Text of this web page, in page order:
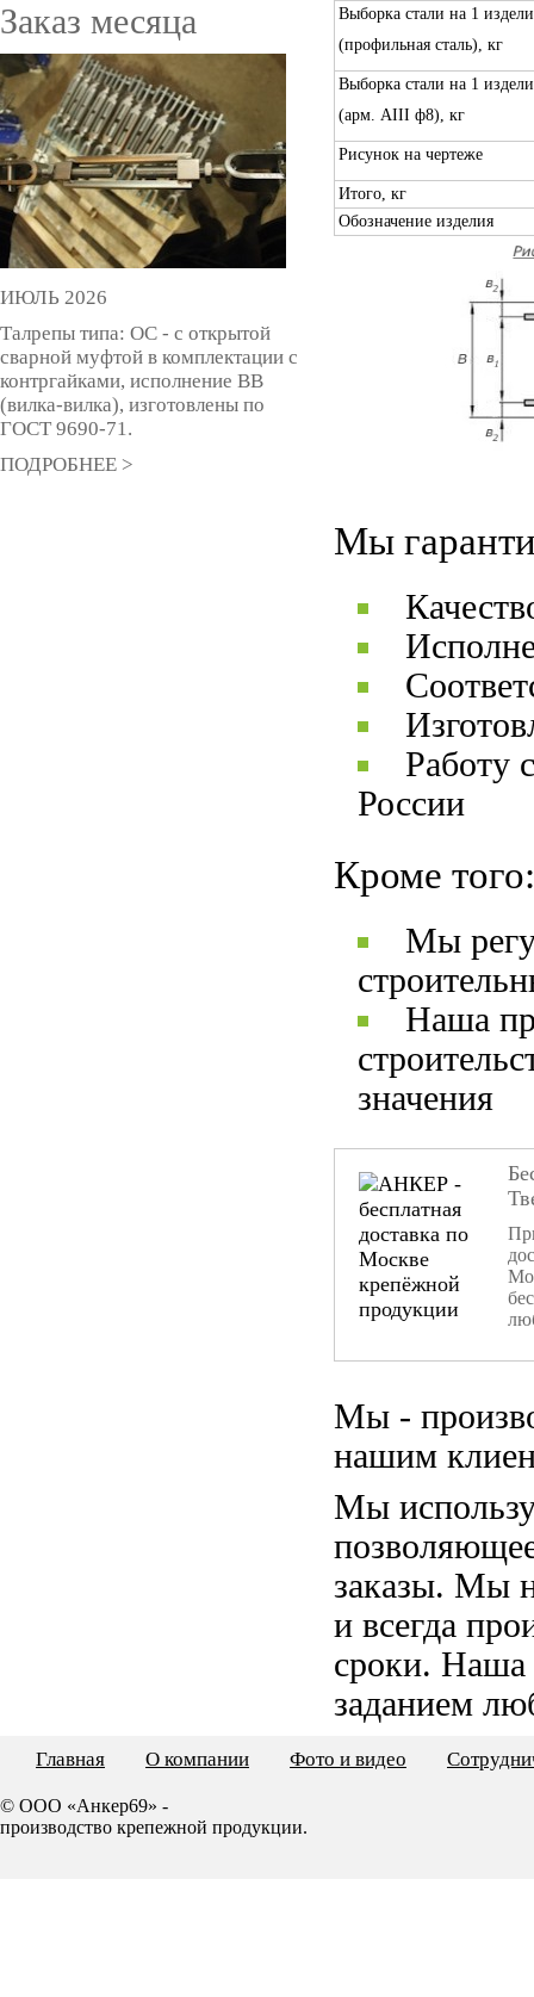
Выборка стали на 1
(профильная сталь), кг
Выборка стали на 1
(арм. AIII ф8), кг
Рисунок на чертеже
Итого, кг
Обозначение изделия
Мы
Работу
России
Кроме того:
Мы
Наша
значения
Мы -
нашим
Мы
заказы. Мы
и всегда
сроки. Наша
заданием
Заказ месяца
ИЮЛЬ 2026
Талрепы типа: ОС - с открытой
сварной муфтой в комплектации с
контргайками, исполнение ВВ
(вилка-вилка), изготовлены по
ГОСТ 9690-71.
ПОДРОБНЕЕ >
Главная О компании Фото и видео
© ООО «Анкер69» -
производство крепежной продукции.